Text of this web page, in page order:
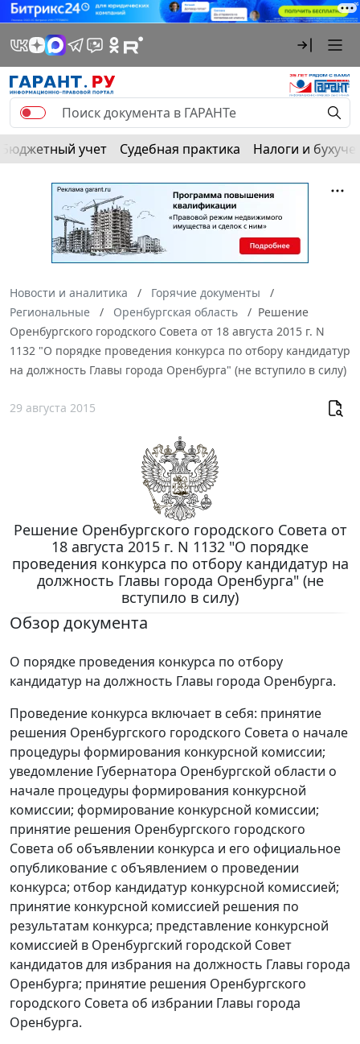
Бюджетный учет Судебная практика Налоги и
Новости и аналитика
Горячие документы
Региональные
Оренбургская область
Решение
Оренбургского городского Совета от 18 августа 2015 г. N
1132 "О порядке проведения конкурса по отбору кандидатур
на должность Главы города Оренбурга" (не вступило в силу)
29 августа 2015
Решение Оренбургского городского Совета от
18 августа 2015 г. N 1132 "О порядке
проведения конкурса по отбору кандидатур на
должность Главы города Оренбурга" (не
вступило в силу)
Обзор документа
О порядке проведения конкурса по отбору
кандидатур на должность Главы города Оренбурга.
Проведение конкурса включает в себя: принятие
решения Оренбургского городского Совета о начале
процедуры формирования конкурсной комиссии;
уведомление Губернатора Оренбургской области о
начале процедуры формирования конкурсной
комиссии; формирование конкурсной комиссии;
принятие решения Оренбургского городского
Совета об объявлении конкурса и его официальное
опубликование с объявлением о проведении
конкурса; отбор кандидатур конкурсной комиссией;
принятие конкурсной комиссией решения по
результатам конкурса; представление конкурсной
комиссией в Оренбургский городской Совет
кандидатов для избрания на должность Главы города
Оренбурга; принятие решения Оренбургского
городского Совета об избрании Главы города
Оренбурга.